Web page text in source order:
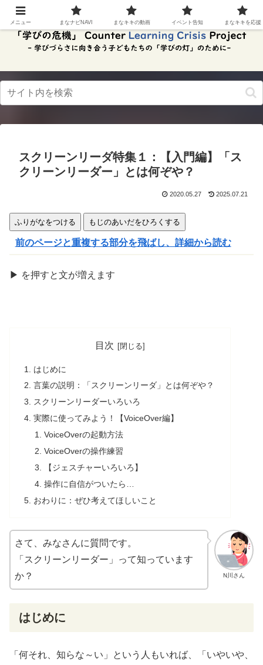
スク
リー
ンリ
ド。
この
ボタ
ンを
と、
げを
スム
きま
スクリーンリーダ特集１：【入門編】「ス
クリーンリーダー」とは何ぞや？
2020.05.27 2025.07.21
ふりがなをつける もじのあいだをひろくする
前のページと重複する部分を飛ばし、詳細から読む
▶ を押すと文が増 えます
目次
はじめに
言葉の説明 ：「スクリーンリーダ」とは何ぞや？
スクリーンリーダーいろいろ
実際に使ってみよう！【VoiceOver編】
VoiceOverの起動方法
VoiceOverの操作練習
【ジェスチャーいろいろ】
操作に 自信がついたら…
おわりに：ぜひ考えてほしいこと
N川さん
さて、みなさんに質問です。
「スクリーンリーダー」って知っています
か？
はじめに
「何それ、知らな～い」という人もいれば、「いやいや、
メニュー まなナビNAVI まなキキの動画 イベント告知 まなキキを応援